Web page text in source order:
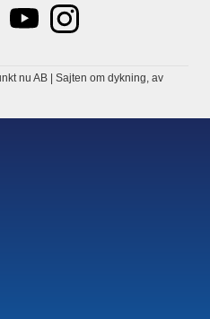
nu AB | Sajten om dykning, av